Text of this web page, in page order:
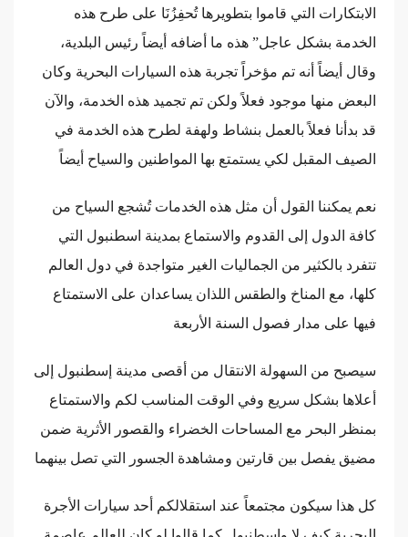
الابتكارات التي قاموا بتطويرها تُحفِزُنَا على طرح هذه
الخدمة بشكل عاجل” هذه ما أضافه أيضاً رئيس البلدية،
وقال أيضاً أنه تم مؤخراً تجربة هذه السيارات البحرية وكان
البعض منها موجود فعلاً ولكن تم تجميد هذه الخدمة، والآن
قد بدأنا فعلاً بالعمل بنشاط ولهفة لطرح هذه الخدمة في
الصيف المقبل لكي يستمتع بها المواطنين والسياح أيضاً
نعم يمكننا القول أن مثل هذه الخدمات تُشجع السياح من
كافة الدول إلى القدوم والاستماع بمدينة اسطنبول التي
تتفرد بالكثير من الجماليات الغير متواجدة في دول العالم
كلها، مع المناخ والطقس اللذان يساعدان على الاستمتاع
فيها على مدار فصول السنة الأربعة
سيصبح من السهولة الانتقال من أقصى مدينة إسطنبول إلى
أعلاها بشكل سريع وفي الوقت المناسب لكم والاستمتاع
بمنظر البحر مع المساحات الخضراء والقصور الأثرية ضمن
مضيق يفصل بين قارتين ومشاهدة الجسور التي تصل بينهما
كل هذا سيكون مجتمعاً عند استقلالكم أحد سيارات الأجرة